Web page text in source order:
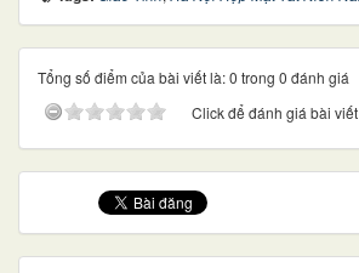
Tổng số điểm của bài viết là: 0 trong 0 đánh giá
Click để đánh giá bài viết